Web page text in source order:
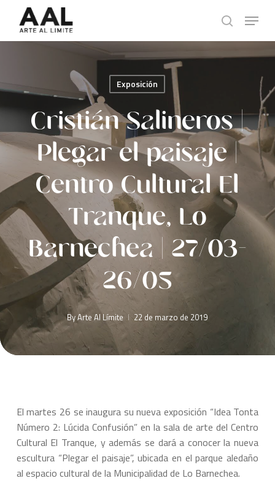
main
search
Menu
Exposición
Cristián Salineros |
Plegar el paisaje |
Centro Cultural El
Tranque, Lo
Barnechea | 27/03-
26/05
ByArte Al Límite 22 de marzo de 2019
El martes 26 se inaugura su nueva exposición “Idea Tonta
Número 2: Lúcida Confusión” en la sala de arte del Centro
Cultural El Tranque, y además se dará a conocer la nueva
escultura “Plegar el paisaje”, ubicada en el parque aledaño
al espacio cultural de la Municipalidad de Lo Barnechea.